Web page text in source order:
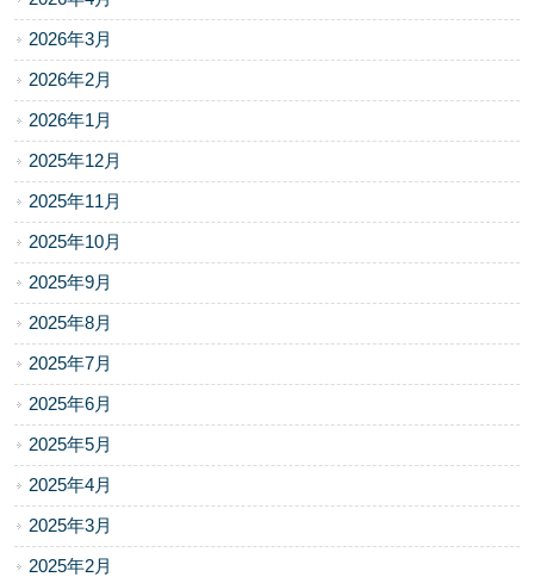
2026年3月
2026年2月
2026年1月
2025年12月
2025年11月
2025年10月
2025年9月
2025年8月
2025年7月
2025年6月
2025年5月
2025年4月
2025年3月
2025年2月